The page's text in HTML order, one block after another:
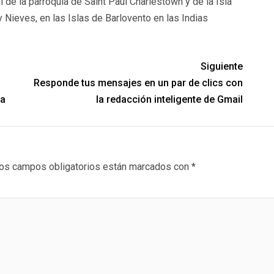
en las Islas de Barlovento en las Indias
Siguiente
Responde tus mensajes en un par de clics con
la redacción inteligente de Gmail
campos obligatorios están marcados con *